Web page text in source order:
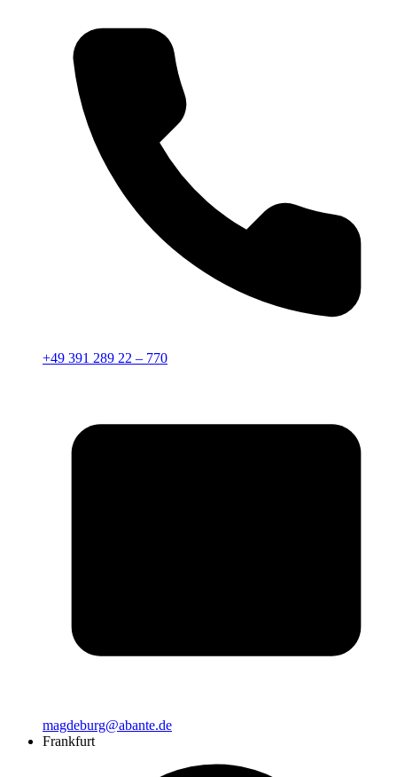
+49 391 289 22 – 770
magdeburg@abante.de
Frankfurt